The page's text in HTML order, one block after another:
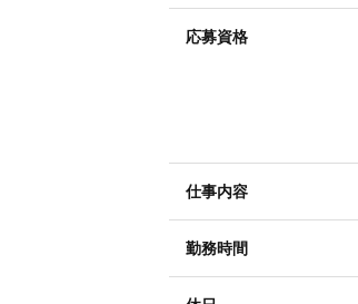
応募資格
仕事内容
勤務時間